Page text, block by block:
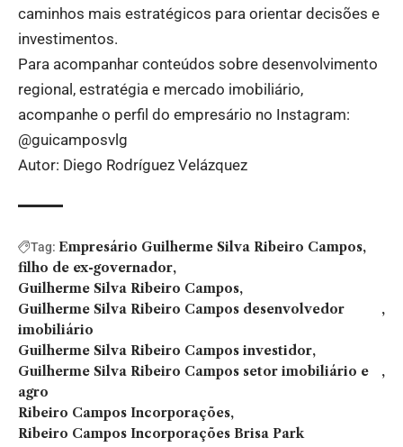
caminhos mais estratégicos para orientar decisões e
investimentos.
Para acompanhar conteúdos sobre desenvolvimento
regional, estratégia e mercado imobiliário,
acompanhe o perfil do empresário no Instagram:
@guicamposvlg
Autor: Diego Rodríguez Velázquez
Tag: Empresário Guilherme Silva Ribeiro Campos
filho de ex-governador
Guilherme Silva Ribeiro Campos
Guilherme Silva Ribeiro Campos desenvolvedor
imobiliário
Guilherme Silva Ribeiro Campos investidor
Guilherme Silva Ribeiro Campos setor imobiliário e
agro
Ribeiro Campos Incorporações
Ribeiro Campos Incorporações Brisa Park